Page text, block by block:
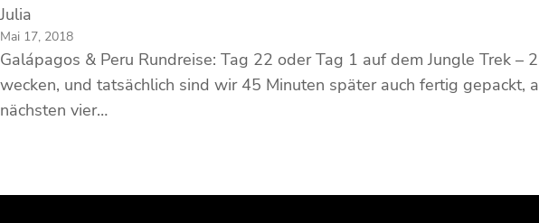
Julia
Mai 17, 2018
Galápagos & Peru Rundreise: Tag 22 oder Tag 1 auf dem Jungle Trek
wecken, und tatsächlich sind wir 45 Minuten später auch fertig gepackt,
nächsten vier…